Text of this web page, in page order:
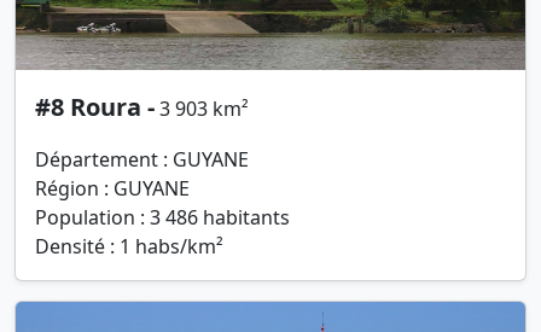
#8 Roura -3 903 km²
Département : GUYANE
Région : GUYANE
Population : 3 486 habitants
Densité : 1 habs/km²